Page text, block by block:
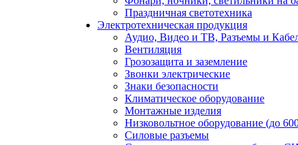
Праздничная светотехника
Электротехническая продукция
Аудио, Видео и ТВ, Разъемы и
Вентиляция
Грозозащита и заземление
Звонки электрические
Знаки безопасности
Климатическое оборудование
Монтажные изделия
Низковольтное оборудование (до
Силовые разъемы